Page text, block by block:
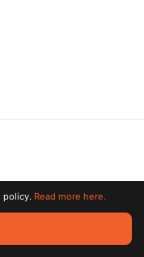
All trademarks
policy. Read more here.